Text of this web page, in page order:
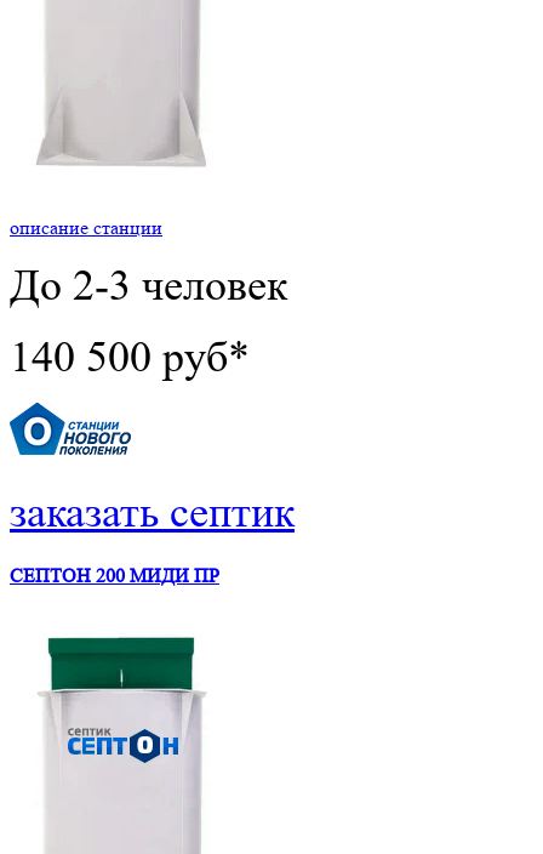
описание станции
До 2-3 человек
140 500 руб*
заказать септик
СЕПТОН 200 МИДИ ПР